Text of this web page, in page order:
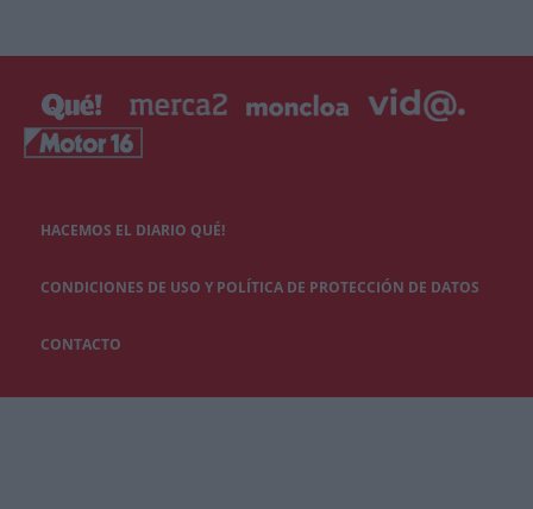
HACEMOS EL DIARIO QUÉ!
CONDICIONES DE USO Y POLÍTICA DE PROTECCIÓN DE DATOS
CONTACTO